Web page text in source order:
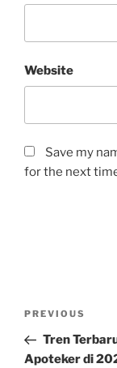
Website
Save my
for the next
Previous
Post
PREVIOUS
Tren
Apoteker di